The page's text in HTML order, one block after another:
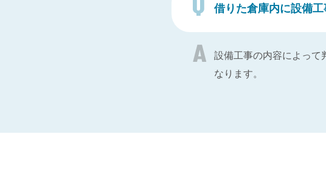
借りた倉庫内に設備
設備工事の内容によって
なります。